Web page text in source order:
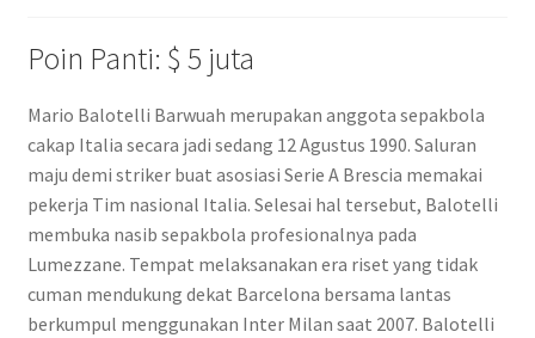
Poin Panti: $ 5 juta
Mario Balotelli Barwuah merupakan anggota sepakbola
cakap Italia secara jadi sedang 12 Agustus 1990. Saluran
maju demi striker buat asosiasi Serie A Brescia memakai
pekerja Tim nasional Italia. Selesai hal tersebut, Balotelli
membuka nasib sepakbola profesionalnya pada
Lumezzane. Tempat melaksanakan era riset yang tidak
cuman mendukung dekat Barcelona bersama lantas
berkumpul menggunakan Inter Milan saat 2007. Balotelli